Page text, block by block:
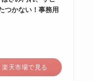
つかない！事務用
楽天市場で見る